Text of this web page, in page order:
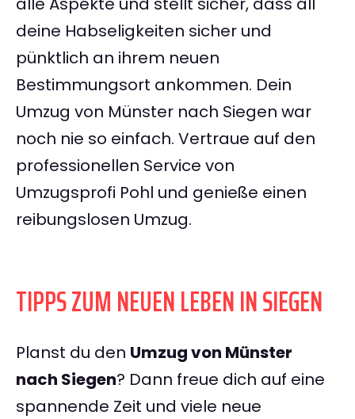
deine Habseligkeiten sicher und
pünktlich an ihrem neuen
Bestimmungsort ankommen. Dein
Umzug von Münster nach Siegen war
noch nie so einfach. Vertraue auf den
professionellen Service von
Umzugsprofi Pohl und genieße einen
reibungslosen Umzug.
TIPPS ZUM NEUEN LEBEN IN SIEGEN
Planst du den Umzug von Münster
nach Siegen? Dann freue dich auf eine
spannende Zeit und viele neue